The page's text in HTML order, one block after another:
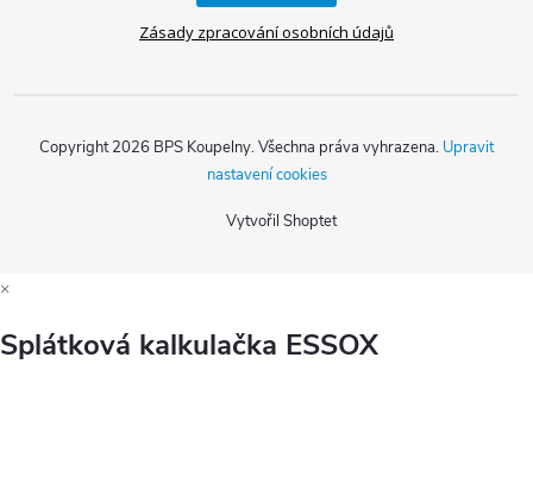
Zásady zpracování osobních údajů
Vytvořil Shoptet
Copyright 2026 BPS Koupelny. Všechna práva vyhrazena. Upravit
nastavení cookies
×
Splátková kalkulačka ESSOX